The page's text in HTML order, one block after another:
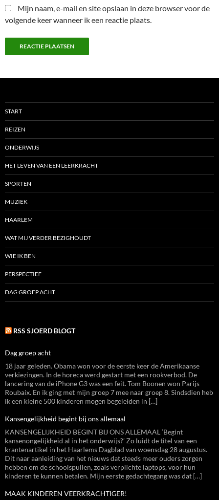
Mijn naam, e-mail en site opslaan in deze browser voor de
volgende keer wanneer ik een reactie plaats.
START
REIZEN
ONDERWIJS
HET LEVEN VAN EEN LEERKRACHT
SPORTEN
MUZIEK
HAARLEM
WAT MIJ VERDER BEZIGHOUDT
WIE IK BEN
PERSPECTIEF
DAG GROEP ACHT
RSS SJOERD BLOGT
Dag groep acht
18 jaar geleden. Obama won voor de eerste keer de Amerikaanse
verkiezingen. In de horeca werd gestart met een rookverbod. De
lancering van de iPhone G3 was een feit. Tom Boonen won Parijs
Roubaix. En ik ging met mijn groep 7 mee naar groep 8. Sindsdien heb
ik een kleine 500 kinderen mogen begeleiden in […]
Kansengelijkheid begint bij ons allemaal
KANSENGELIJKHEID BEGINT BIJ ONS ALLEMAAL ‘Begint
kansenongelijkheid al in het onderwijs?’ Zo luidt de titel van een
krantenartikel in het Haarlems Dagblad van woensdag 28 augustus.
Dit naar aanleiding van het nieuws dat steeds meer ouders zorgen
hebben om de schoolspullen, zoals verplichte laptops, voor hun
kinderen te kunnen betalen. Mijn eerste gedachtegang was dat […]
MAAK KINDEREN VEERKRACHTIGER!